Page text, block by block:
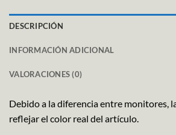
DESCRIPCIÓN
INFORMACIÓN ADICIONAL
VALORACIONES (0)
Debido a la diferencia entre monitores,
reflejar el color real del artículo.